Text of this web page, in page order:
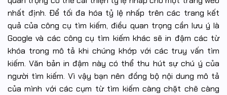
nhất định. Để tối đa hóa tỷ lệ nhấp trên các trang kết
quả của công cụ tìm kiếm, điều quan trọng cần lưu ý là
Google và các công cụ tìm kiếm khác sẽ in đậm các từ
khóa trong mô tả khi chúng khớp với các truy vấn tìm
kiếm. Văn bản in đậm này có thể thu hút sự chú ý của
người tìm kiếm. Vì vậy bạn nên đồng bộ nội dung mô tả
của mình với các cụm từ tìm kiếm càng chặt chẽ càng